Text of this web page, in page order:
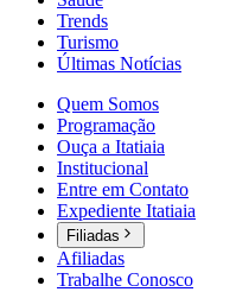
Trends
Turismo
Últimas Notícias
Quem Somos
Programação
Ouça a Itatiaia
Institucional
Entre em Contato
Expediente Itatiaia
Filiadas
Afiliadas
Trabalhe Conosco